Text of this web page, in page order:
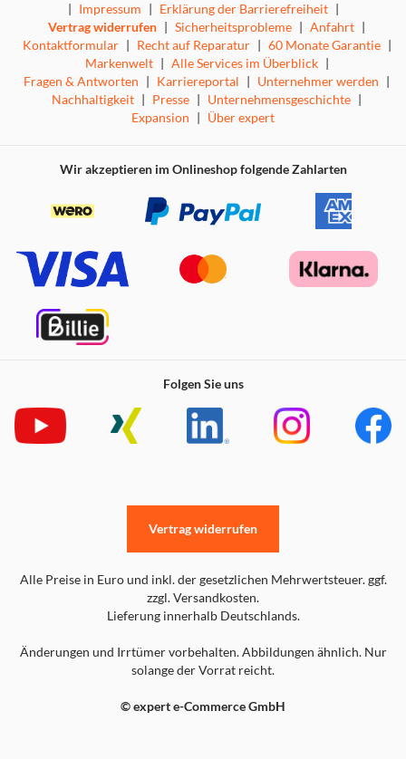
| Impressum | Erklärung der Barrierefreiheit |
Vertrag widerrufen | Sicherheitsprobleme | Anfahrt |
Kontaktformular | Recht auf Reparatur | 60 Monate Garantie |
Markenwelt | Alle Services im Überblick |
Fragen & Antworten | Karriereportal | Unternehmer werden |
Nachhaltigkeit | Presse | Unternehmensgeschichte |
Expansion | Über expert
Wir akzeptieren im Onlineshop folgende Zahlarten
Folgen Sie uns
Alle Preise in Euro und inkl. der gesetzlichen Mehrwertsteuer. ggf.
zzgl. Versandkosten.
Lieferung innerhalb Deutschlands.
Änderungen und Irrtümer vorbehalten. Abbildungen ähnlich. Nur
solange der Vorrat reicht.
© expert e-Commerce GmbH
Vertrag widerrufen